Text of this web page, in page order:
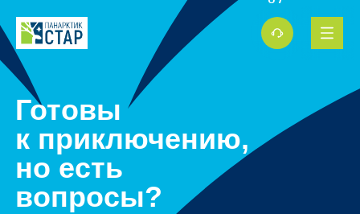
Готовы
к приключению,
но есть
вопросы?